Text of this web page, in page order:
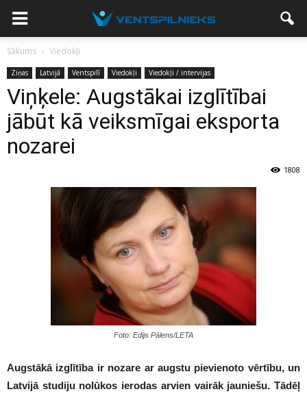
Sākums Viedokļi
Ziņas Latvijā Ventspilī Viedokļi Viedokļi / intervijas
Viņķele: Augstākai izglītībai
jābūt kā veiksmīgai eksporta
nozarei
1808
Foto: Edijs Pālens/LETA
Augstākā izglītība ir nozare ar augstu pievienoto vērtību, un
Latvijā studiju nolūkos ierodas arvien vairāk jauniešu. Tādēļ